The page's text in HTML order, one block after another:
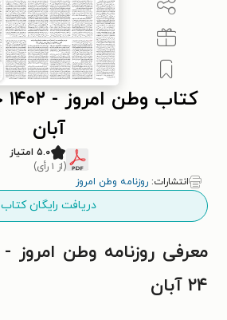
آبان
۵.۰ امتیاز
(از ۱ رأی)
انتشارات: روزنامه وطن امروز
دریافت رایگان کتاب
۲۴ آبان